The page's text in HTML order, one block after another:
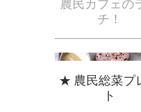
農民カフェの
チ！
★ 農民総菜プ
ト